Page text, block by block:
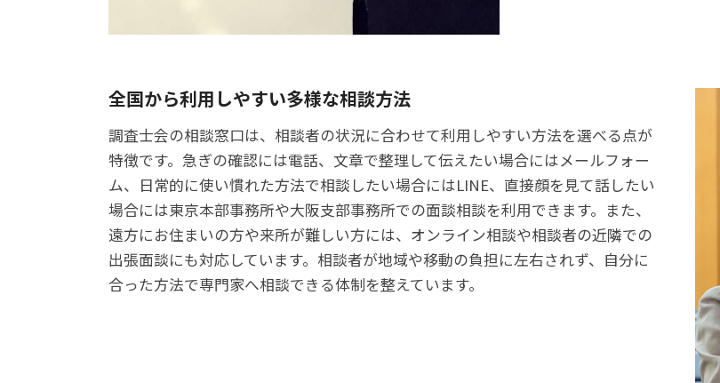
全国から利用しやすい多様な相談方法
調査士会の相談窓口は、相談者の状況に合わせて利用しやすい方法を選べる点が
特徴です。急ぎの確認には電話、文章で整理して伝えたい場合にはメールフォー
ム、日常的に使い慣れた方法で相談したい場合にはLINE、直接顔を見て話したい
場合には東京本部事務所や大阪支部事務所での面談相談を利用できます。また、
遠方にお住まいの方や来所が難しい方には、オンライン相談や相談者の近隣での
出張面談にも対応しています。相談者が地域や移動の負担に左右されず、自分に
合った方法で専門家へ相談できる体制を整えています。